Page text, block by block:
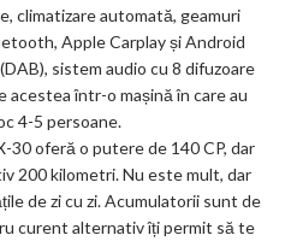
climatizare automată, geamuri
Apple Carplay și Android
sistem audio cu 8 difuzoare
acestea într-o mașină în care au
4-5 persoane.
30 oferă o putere de 140 CP, dar
200 kilometri. Nu este mult, dar
de zi cu zi. Acumulatorii sunt de
curent alternativ îți permit să te